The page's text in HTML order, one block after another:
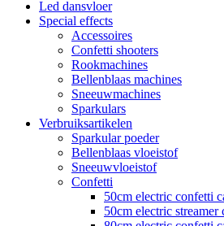
Led dansvloer
Special effects
Accessoires
Confetti shooters
Rookmachines
Bellenblaas machines
Sneeuwmachines
Sparkulars
Verbruiksartikelen
Sparkular poeder
Bellenblaas vloeistof
Sneeuwvloeistof
Confetti
50cm electric confetti
50cm electric streamer